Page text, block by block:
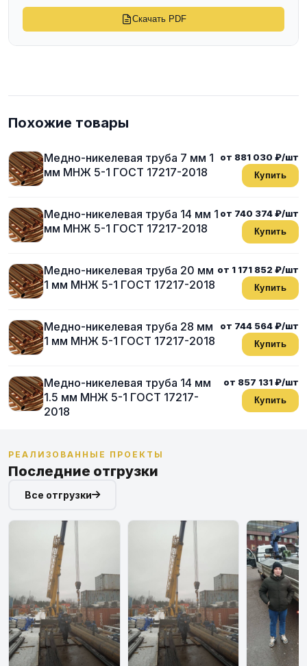
Скачать PDF
Похожие товары
Медно-никелевая труба 7 мм 1
мм МНЖ 5-1 ГОСТ 17217-2018
от 881 030 ₽/шт
Купить
Медно-никелевая труба 14 мм 1
мм МНЖ 5-1 ГОСТ 17217-2018
от 740 374 ₽/шт
Купить
Медно-никелевая труба 20 мм
1 мм МНЖ 5-1 ГОСТ 17217-2018
от 1 171 852 ₽/шт
Купить
Медно-никелевая труба 28 мм
1 мм МНЖ 5-1 ГОСТ 17217-2018
от 744 564 ₽/шт
Купить
Медно-никелевая труба 14 мм
1.5 мм МНЖ 5-1 ГОСТ 17217-
2018
от 857 131 ₽/шт
Купить
РЕАЛИЗОВАННЫЕ ПРОЕКТЫ
Последние отгрузки
Все отгрузки